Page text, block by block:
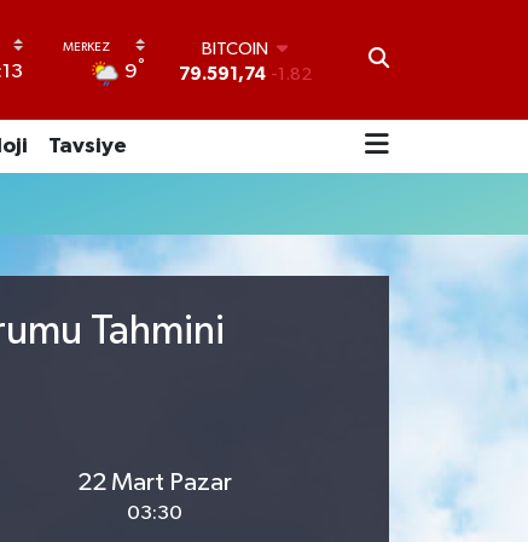
9°
BITCOIN
79.591,74 -1.82
45,43620 0.02
53,38690 0.19
6862,09000 0.19
14.598,00
Tavsiye
Tahmini
22 Mart Pazar
03:30